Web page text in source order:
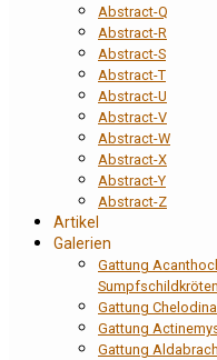
Abstract-Q
Abstract-R
Abstract-S
Abstract-T
Abstract-U
Abstract-V
Abstract-W
Abstract-X
Abstract-Y
Abstract-Z
Artikel
Galerien
Gattung
Sumpfschildkröten
Gattung
Gattung
Gattung